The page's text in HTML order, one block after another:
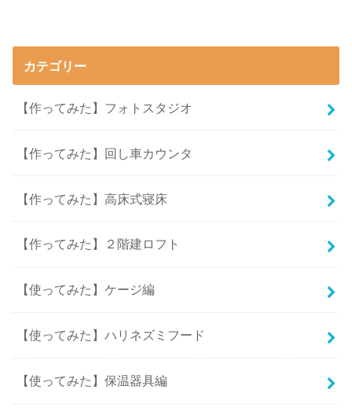
カテゴリー
【作ってみた】フォトスタジオ
【作ってみた】回し車カウンタ
【作ってみた】高床式寝床
【作ってみた】２階建ロフト
【使ってみた】ケージ編
【使ってみた】ハリネズミフード
【使ってみた】保温器具編